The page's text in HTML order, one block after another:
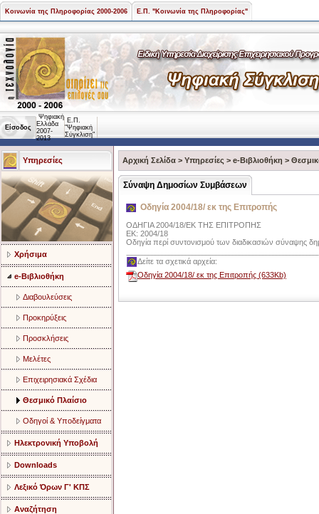
Κοινωνία της Πληροφορίας 2000-2006 Ε.Π. "Κοινωνία της Πληροφορίας"
Είσοδος
Ψηφιακή
Ελλάδα
2007-
2013
Ε.Π.
"Ψηφιακή
Σύγκλιση"
Υπηρεσίες
Χρήσιμα
e-Βιβλιοθήκη
Διαβουλεύσεις
Προκηρύξεις
Προσκλήσεις
Μελέτες
Επιχειρησιακά Σχέδια
Θεσμικό Πλαίσιο
Οδηγοί & Υποδείγματα
Ηλεκτρονική Υποβολή
Downloads
Λεξικό Όρων Γ' ΚΠΣ
Αναζήτηση
Αρχική Σελίδα > Υπηρεσίες > e-Βιβλιοθήκη >
Σύναψη Δημοσίων Συμβάσεων
Οδηγία 2004/18/ εκ της Επιτροπής
ΟΔΗΓΙΑ 2004/18/EK ΤΗΣ ΕΠΙΤΡΟΠΗΣ
ΕΚ: 2004/18
Οδηγία περί συντονισμού των διαδικασιών σύναψης
Δείτε τα σχετικά αρχεία:
Οδηγία 2004/18/ εκ της Επιτροπής (633Kb)